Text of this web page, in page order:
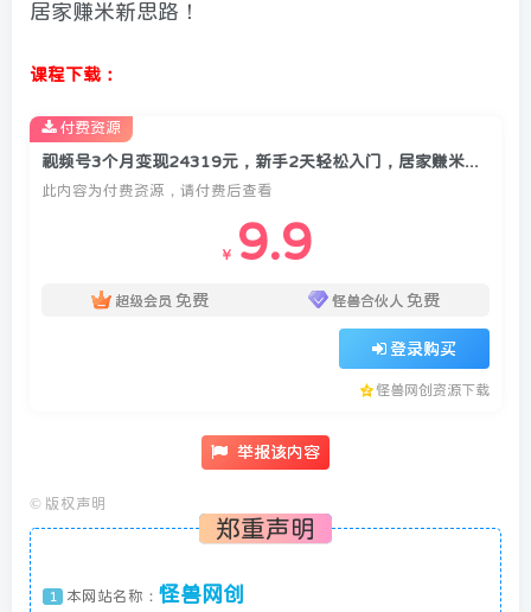
居家赚米新思路！
课程下载：
视频号3个月变现24319元，新手2天轻松入门，居家赚米新思路！
此内容为付费资源，请付费后查看
￥ 9.9
超级会员 免费 怪兽合伙人 免费
登录购买
怪兽网创资源下载
付费资源
举报该内容
© 版权声明
郑重声明
1 本网站名称： 怪兽网创